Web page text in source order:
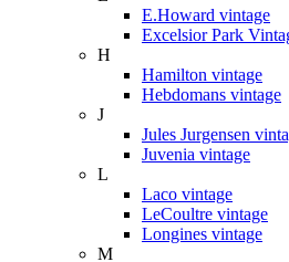
E.Howard vintage
Excelsior Park
H
Hamilton vintage
Hebdomans vintage
J
Jules Jurgensen
Juvenia vintage
L
Laco vintage
LeCoultre vintage
Longines vintage
M